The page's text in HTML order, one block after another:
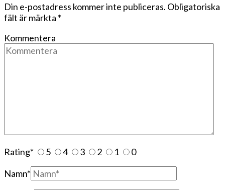
Din e-postadress kommer inte publiceras. Obligatoriska
fält är märkta *
Kommentera
Rating* 5 4 3 2 1
0
Namn*